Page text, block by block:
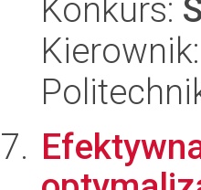
Konkurs: